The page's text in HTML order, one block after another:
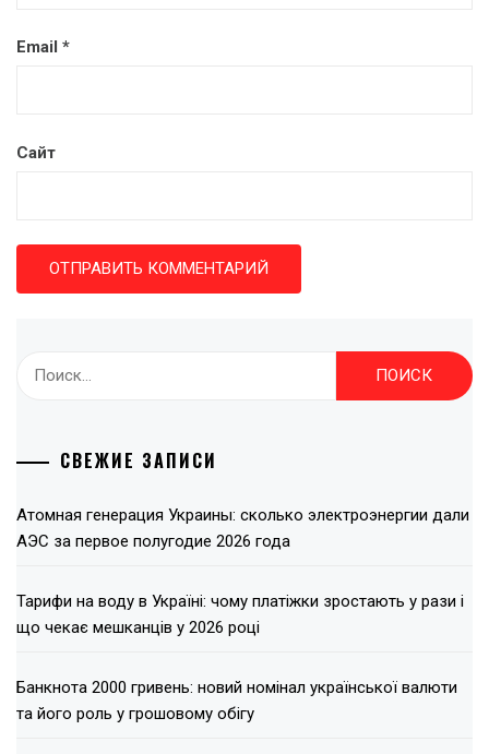
Email *
Сайт
СВЕЖИЕ ЗАПИСИ
Атомная генерация Украины: сколько электроэнергии дали
АЭС за первое полугодие 2026 года
Тарифи на воду в Україні: чому платіжки зростають у рази і
що чекає мешканців у 2026 році
Банкнота 2000 гривень: новий номінал української валюти
та його роль у грошовому обігу